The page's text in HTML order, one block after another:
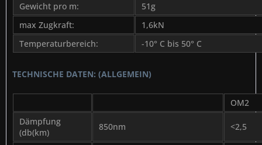
Gewicht pro m:
51g
max Zugkraft:
1,6kN
Temperaturbereich:
-10° C bis 50° C
TECHNISCHE DATEN: (ALLGEMEIN)
OM2
Dämpfung
(db(km)
850nm <2,5